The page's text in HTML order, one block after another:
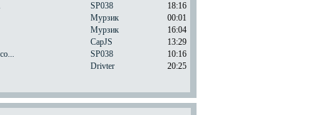
SP038
18:16
Мурзик
00:01
Мурзик
16:04
CapJS
13:29
SP038
10:16
Drivter 20:25